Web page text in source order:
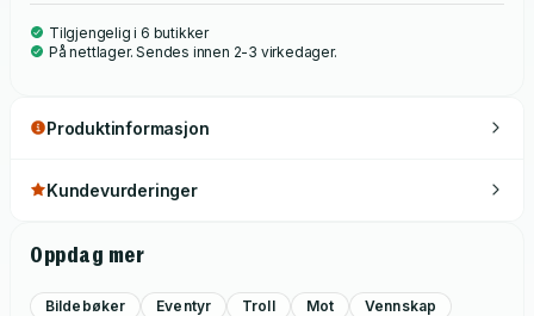
Tilgjengelig i 6 butikker
På nettlager. Sendes innen 2-3 virkedager.
Produktinformasjon
Kundevurderinger
Oppdag mer
Bildebøker Eventyr Troll Mot
Vennskap